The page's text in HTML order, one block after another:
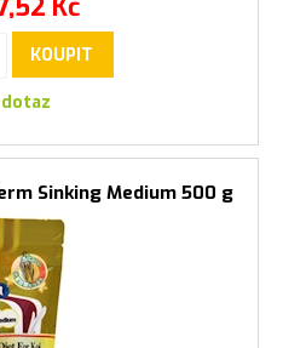
Kč
KOUPIT
dotaz
Sinking Medium 500 g